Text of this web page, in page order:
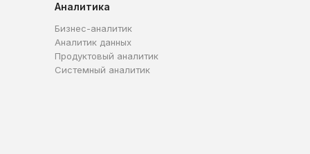
Аналитика
Бизнес-аналитик
Аналитик данных
Продуктовый аналитик
Системный аналитик